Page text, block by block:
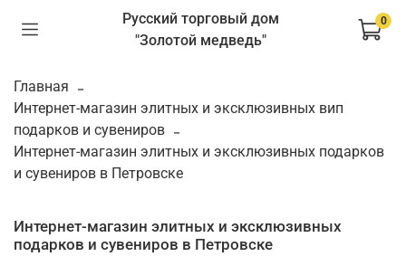
Русский торговый дом
"Золотой медведь"
0
Главная
Интернет-магазин элитных и эксклюзивных вип
подарков и сувениров
Интернет-магазин элитных и эксклюзивных подарков
и сувениров в Петровске
Интернет-магазин элитных и эксклюзивных
подарков и сувениров в Петровске